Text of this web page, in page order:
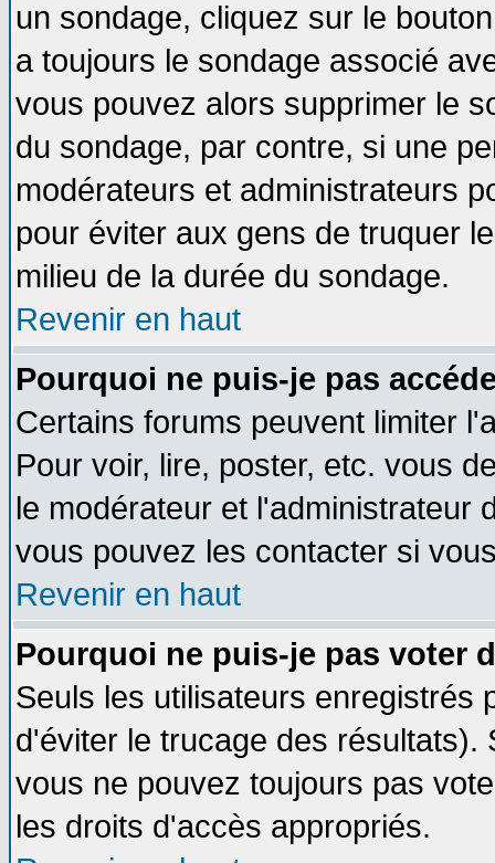
un sondage, cliquez sur le
a toujours le sondage associé
vous pouvez alors supprimer le
du sondage, par contre, si une
modérateurs et administrateurs
pour éviter aux gens de truquer
milieu de la durée du sondage.
Revenir en haut
Pourquoi ne puis-je pas
Certains forums peuvent limiter
Pour voir, lire, poster, etc. vous
le modérateur et l'administrateur
vous pouvez les contacter si
Revenir en haut
Pourquoi ne puis-je pas voter
Seuls les utilisateurs enregistrés
d'éviter le trucage des
vous ne pouvez toujours pas
les droits d'accès appropriés.